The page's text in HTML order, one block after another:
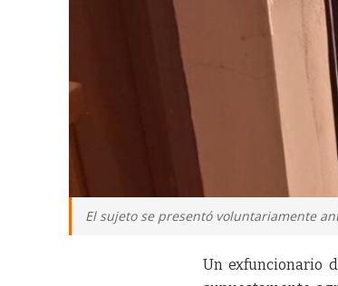
El sujeto se presentó voluntariamente
Un exfuncionario